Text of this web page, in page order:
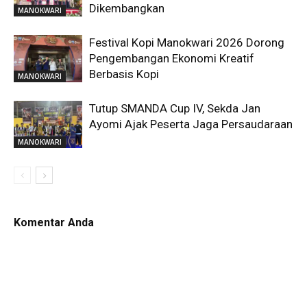
MANOKWARI
Dikembangkan
MANOKWARI
Festival Kopi Manokwari 2026 Dorong
Pengembangan Ekonomi Kreatif
Berbasis Kopi
MANOKWARI
Tutup SMANDA Cup IV, Sekda Jan
Ayomi Ajak Peserta Jaga Persaudaraan
Komentar Anda